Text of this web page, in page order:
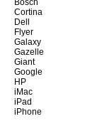
Bosch
Cortina
Dell
Flyer
Galaxy
Gazelle
Giant
Google
HP
iMac
iPad
iPhone